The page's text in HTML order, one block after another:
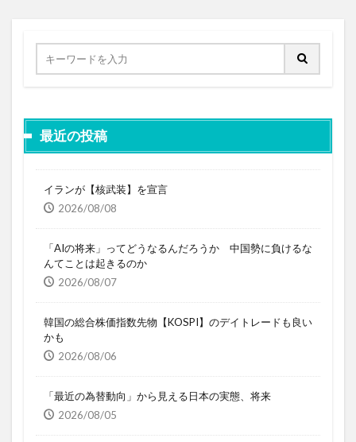
最近の投稿
イランが【核武装】を宣言
2026/08/08
「AIの将来」ってどうなるんだろうか 中国勢に負けるな
んてことは起きるのか
2026/08/07
韓国の総合株価指数先物【KOSPI】のデイトレードも良い
かも
2026/08/06
「最近の為替動向」から見える日本の実態、将来
2026/08/05